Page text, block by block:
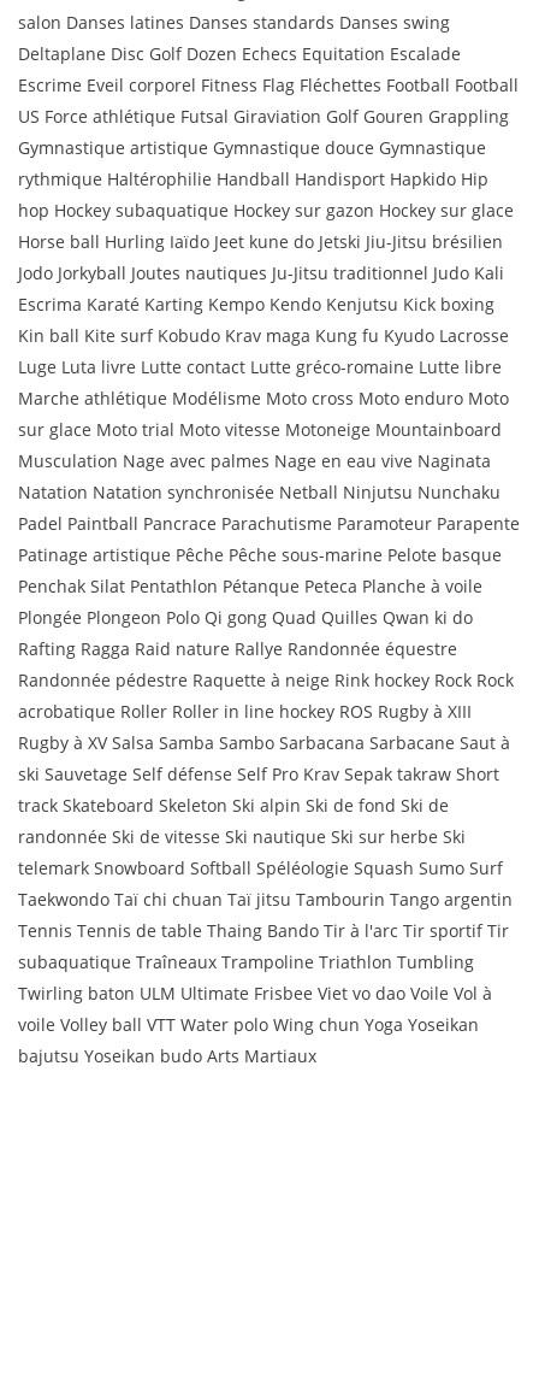
salon Danses latines Danses standards Danses swing
Deltaplane Disc Golf Dozen Echecs Equitation Escalade
Escrime Eveil corporel Fitness Flag Fléchettes Football Football
US Force athlétique Futsal Giraviation Golf Gouren Grappling
Gymnastique artistique Gymnastique douce Gymnastique
rythmique Haltérophilie Handball Handisport Hapkido Hip
hop Hockey subaquatique Hockey sur gazon Hockey sur glace
Horse ball Hurling Iaïdo Jeet kune do Jetski Jiu-Jitsu brésilien
Jodo Jorkyball Joutes nautiques Ju-Jitsu traditionnel Judo Kali
Escrima Karaté Karting Kempo Kendo Kenjutsu Kick boxing
Kin ball Kite surf Kobudo Krav maga Kung fu Kyudo Lacrosse
Luge Luta livre Lutte contact Lutte gréco-romaine Lutte libre
Marche athlétique Modélisme Moto cross Moto enduro Moto
sur glace Moto trial Moto vitesse Motoneige Mountainboard
Musculation Nage avec palmes Nage en eau vive Naginata
Natation Natation synchronisée Netball Ninjutsu Nunchaku
Padel Paintball Pancrace Parachutisme Paramoteur Parapente
Patinage artistique Pêche Pêche sous-marine Pelote basque
Penchak Silat Pentathlon Pétanque Peteca Planche à voile
Plongée Plongeon Polo Qi gong Quad Quilles Qwan ki do
Rafting Ragga Raid nature Rallye Randonnée équestre
Randonnée pédestre Raquette à neige Rink hockey Rock Rock
acrobatique Roller Roller in line hockey ROS Rugby à XIII
Rugby à XV Salsa Samba Sambo Sarbacana Sarbacane Saut à
ski Sauvetage Self défense Self Pro Krav Sepak takraw Short
track Skateboard Skeleton Ski alpin Ski de fond Ski de
randonnée Ski de vitesse Ski nautique Ski sur herbe Ski
telemark Snowboard Softball Spéléologie Squash Sumo Surf
Taekwondo Taï chi chuan Taï jitsu Tambourin Tango argentin
Tennis Tennis de table Thaing Bando Tir à l'arc Tir sportif Tir
subaquatique Traîneaux Trampoline Triathlon Tumbling
Twirling baton ULM Ultimate Frisbee Viet vo dao Voile Vol à
voile Volley ball VTT Water polo Wing chun Yoga Yoseikan
bajutsu Yoseikan budo Arts Martiaux